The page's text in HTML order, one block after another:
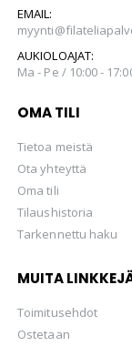
EMAIL:
AUKIOLOAJAT:
Ma - Pe / 10:00 -
OMA TILI
Tietoa meistä
Ota yhteyttä
Oma tili
Tilaushistoria
Tarkennettu haku
MUITA
Toimitusehdot
Ostetaan